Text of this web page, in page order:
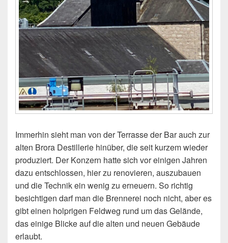
Immerhin sieht man von der Terrasse der Bar auch zur
alten Brora Destillerie hinüber, die seit kurzem wieder
produziert. Der Konzern hatte sich vor einigen Jahren
dazu entschlossen, hier zu renovieren, auszubauen
und die Technik ein wenig zu erneuern. So richtig
besichtigen darf man die Brennerei noch nicht, aber es
gibt einen holprigen Feldweg rund um das Gelände,
das einige Blicke auf die alten und neuen Gebäude
erlaubt.